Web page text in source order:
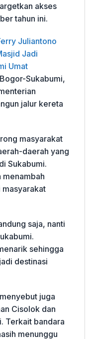
akses
tahun ini.
Juliantono
Jadi
Umat
Sukabumi,
jalur kereta
masyarakat
daerah yang
Sukabumi.
menambah
saja, nanti
sehingga
destinasi
juga
Cisolok dan
Terkait bandara
menunggu